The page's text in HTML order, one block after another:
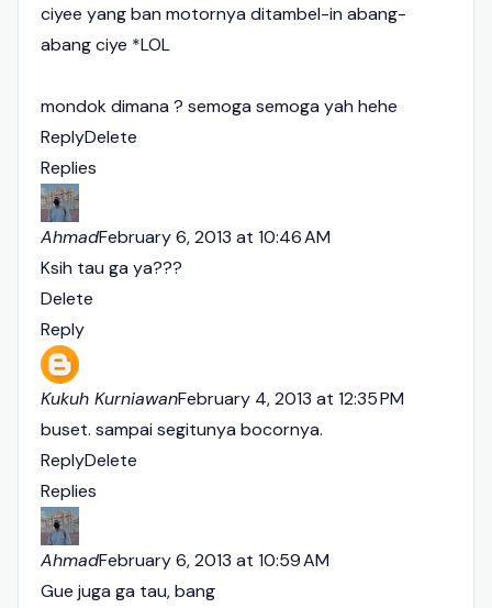
ciyee yang ban motornya ditambel-in abang-
abang ciye *LOL
mondok dimana ? semoga semoga yah hehe
ReplyDelete
Replies
AhmadFebruary 6, 2013 at 10:46 AM
Ksih tau ga ya???
Delete
Reply
Kukuh KurniawanFebruary 4, 2013 at 12:35 PM
buset. sampai segitunya bocornya.
ReplyDelete
Replies
AhmadFebruary 6, 2013 at 10:59 AM
Gue juga ga tau, bang